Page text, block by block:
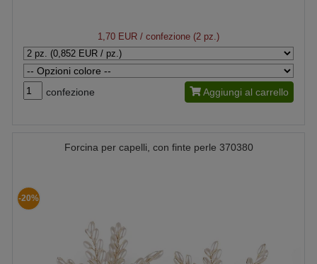
1,70 EUR / confezione (2 pz.)
confezione Aggiungi al carrello
Forcina per capelli, con finte perle 370380
-20%